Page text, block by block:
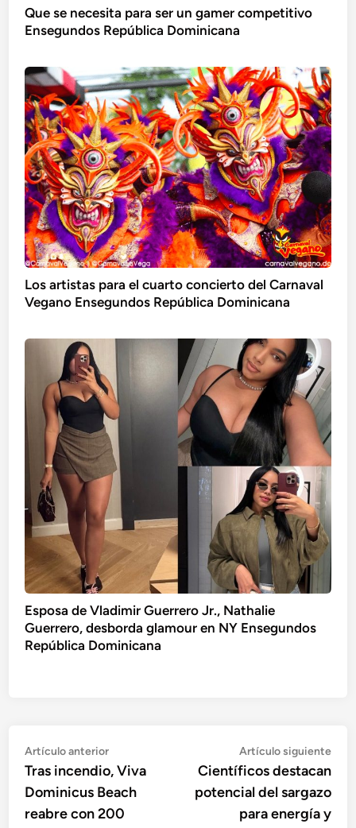
Que se necesita para ser un gamer competitivo
Ensegundos República Dominicana
Los artistas para el cuarto concierto del Carnaval
Vegano Ensegundos República Dominicana
Esposa de Vladimir Guerrero Jr., Nathalie
Guerrero, desborda glamour en NY Ensegundos
República Dominicana
Navegación
de
entradas
Artículo anteriorArtículo
anterior:
Tras incendio, Viva
Dominicus Beach
reabre con 200
Artículo siguiente
Científicos destacan
potencial del sargazo
para energía y